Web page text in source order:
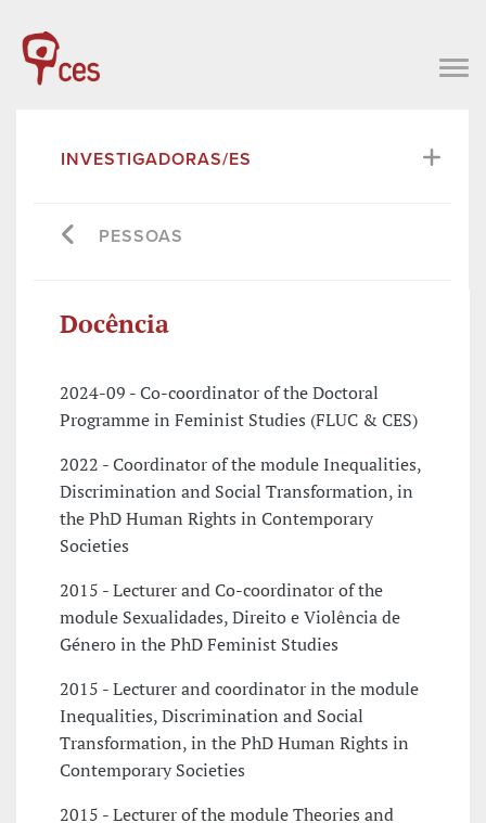
INVESTIGADORAS/ES
PESSOAS
Docência
2024-09 - Co-coordinator of the Doctoral
Programme in Feminist Studies (FLUC & CES)
2022 - Coordinator of the module Inequalities,
Discrimination and Social Transformation, in
the PhD Human Rights in Contemporary
Societies
2015 - Lecturer and Co-coordinator of the
module Sexualidades, Direito e Violência de
Género in the PhD Feminist Studies
2015 - Lecturer and coordinator in the module
Inequalities, Discrimination and Social
Transformation, in the PhD Human Rights in
Contemporary Societies
2015 - Lecturer of the module Theories and